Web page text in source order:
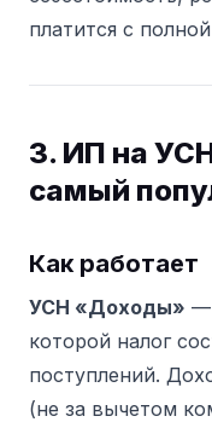
платится с
3. ИП на
самый
Как работает
УСН «Доходы» —
которой налог
поступлений.
(не за вычетом